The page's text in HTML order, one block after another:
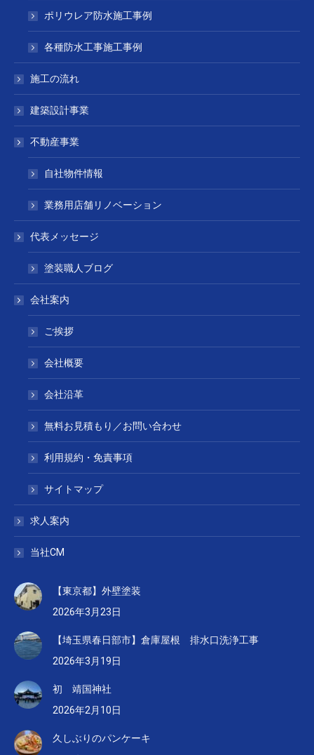
ポリウレア防水施工事例
各種防水工事施工事例
施工の流れ
建築設計事業
不動産事業
自社物件情報
業務用店舗リノベーション
代表メッセージ
塗装職人ブログ
会社案内
ご挨拶
会社概要
会社沿革
無料お見積もり／お問い合わせ
利用規約・免責事項
サイトマップ
求人案内
当社CM
【東京都】外壁塗装
2026年3月23日
【埼玉県春日部市】倉庫屋根 排水口洗浄工事
2026年3月19日
初 靖国神社
2026年2月10日
久しぶりのパンケーキ